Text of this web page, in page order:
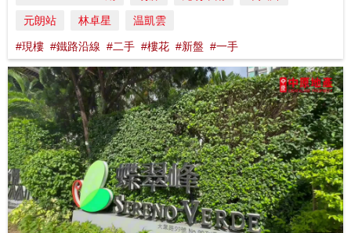
元朗站
林卓星 温凱雲
#現樓 #鐵路沿線 #二手 #樓花 #新盤 #一手